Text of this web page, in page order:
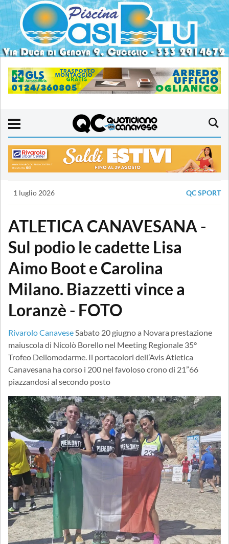
1 luglio 2026 QC SPORT
ATLETICA CANAVESANA -
Sul podio le cadette Lisa
Aimo Boot e Carolina
Milano. Biazzetti vince a
Loranzè - FOTO
Rivarolo Canavese Sabato 20 giugno a Novara prestazione
maiuscola di Nicolò Borello nel Meeting Regionale 35°
Trofeo Dellomodarme. Il portacolori dell’Avis Atletica
Canavesana ha corso i 200 nel favoloso crono di 21”66
piazzandosi al secondo posto